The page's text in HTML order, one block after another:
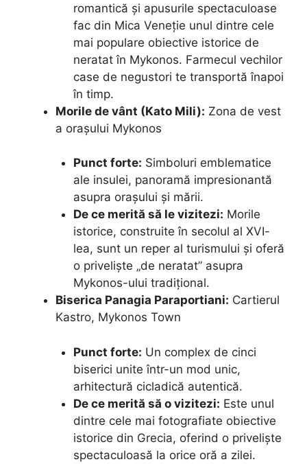
romantică și apusurile spectaculoase
fac din Mica Veneție unul dintre cele
mai populare obiective istorice de
neratat în Mykonos. Farmecul vechilor
case de negustori te transportă înapoi
în timp.
Morile de vânt (Kato Mili): Zona de vest
a orașului Mykonos
Punct forte: Simboluri emblematice
ale insulei, panoramă impresionantă
asupra orașului și mării.
De ce merită să le vizitezi: Morile
istorice, construite în secolul al XVI-
lea, sunt un reper al turismului și oferă
o priveliște „de neratat” asupra
Mykonos-ului tradițional.
Biserica Panagia Paraportiani: Cartierul
Kastro, Mykonos Town
Punct forte: Un complex de cinci
biserici unite într-un mod unic,
arhitectură cicladică autentică.
De ce merită să o vizitezi: Este unul
dintre cele mai fotografiate obiective
istorice din Grecia, oferind o priveliște
spectaculoasă la orice oră a zilei.